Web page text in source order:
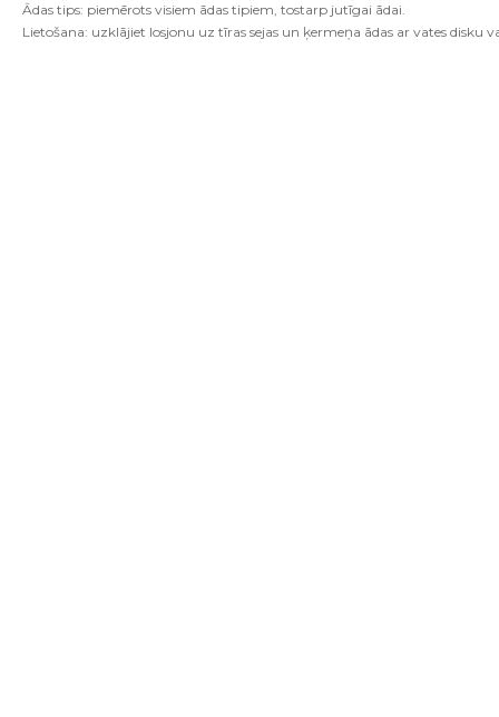
Ādas tips: piemērots visiem ādas tipiem, tostarp jutīgai ādai.
Lietošana: uzklājiet losjonu uz tīras sejas un ķermeņa ādas ar vates